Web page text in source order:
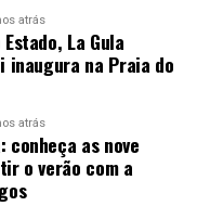
atrás
La Gula
inaugura na Praia do
atrás
conheça as nove
o verão com a